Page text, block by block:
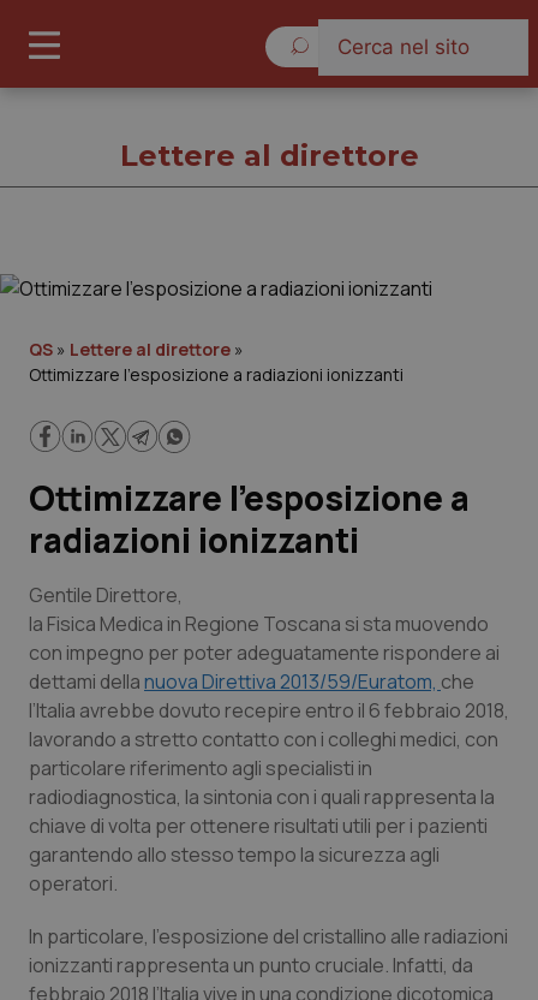
Cronache
Lavoro e Professioni
Scienza e Farmaci
Studi e Analisi
Lettere al direttore
Edizioni Regionali
QS Pro
Abruzzo
QS Pro Gold
Lettere al direttore
QS » Lettere al direttore »
Ottimizzare l’esposizione a radiazioni ionizzanti
Ottimizzare l’esposizione a
radiazioni ionizzanti
Gentile Direttore,
la Fisica Medica in Regione Toscana si sta muovendo
con impegno per poter adeguatamente rispondere ai
dettami dellanuova Direttiva 2013/59/Euratom, che
l’Italia avrebbe dovuto recepire entro il 6 febbraio 2018,
lavorando a stretto contatto con i colleghi medici, con
particolare riferimento agli specialisti in
radiodiagnostica, la sintonia con i quali rappresenta la
chiave di volta per ottenere risultati utili per i pazienti
garantendo allo stesso tempo la sicurezza agli
operatori.
In particolare, l’esposizione del cristallino alle radiazioni
ionizzanti rappresenta un punto cruciale. Infatti, da
febbraio 2018 l’Italia vive in una condizione dicotomica